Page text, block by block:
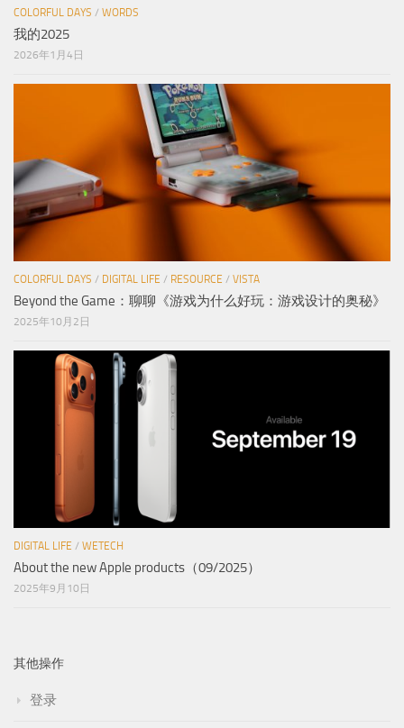
COLORFUL DAYS / WORDS
我的2025
2026年1月4日
COLORFUL DAYS / DIGITAL LIFE / RESOURCE / VISTA
Beyond the Game：聊聊《游戏为什么好玩：游戏设计的奥秘》
2025年10月2日
DIGITAL LIFE / WETECH
About the new Apple products（09/2025）
2025年9月10日
其他操作
登录